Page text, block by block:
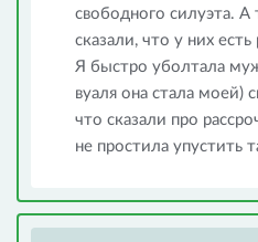
свободного силуэта.
сказали, что у них есть
Я быстро уболтала
вуаля она стала моей)
что сказали про
не простила упустить